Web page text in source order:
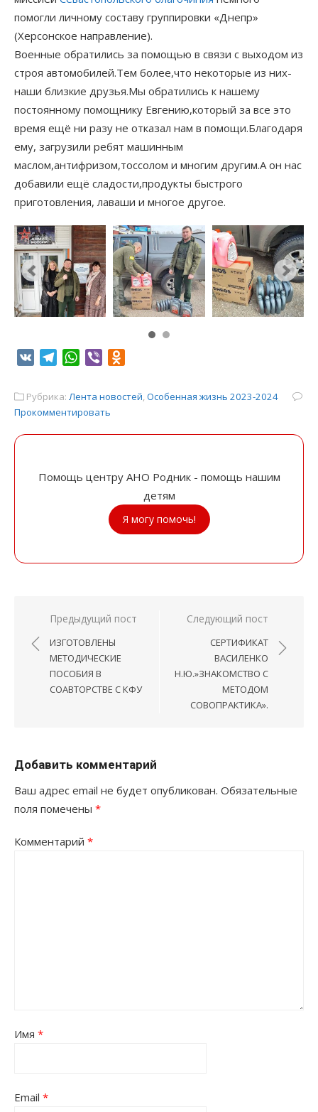
помогли личному составу группировки «Днепр»
(Херсонское направление).
Военные обратились за помощью в связи с выходом из
строя автомобилей.Тем более,что некоторые из них-
наши близкие друзья.Мы обратились к нашему
постоянному помощнику Евгению,который за все это
время ещё ни разу не отказал нам в помощи.Благодаря
ему, загрузили ребят машинным
маслом,антифризом,тоссолом и многим другим.А он нас
добавили ещё сладости,продукты быстрого
приготовления, лаваши и многое другое.
VK TelegramWhatsApp
Viber
Рубрика: Лента новостей,Особенная жизнь 2023-2024
Прокомментировать
Помощь центру АНО Родник - помощь нашим
детям
Я могу помочь!
Навигация
по
записям
Предыдущий пост
ИЗГОТОВЛЕНЫ
МЕТОДИЧЕСКИЕ
ПОСОБИЯ В
СОАВТОРСТВЕ С КФУ
Следующий пост
СЕРТИФИКАТ
ВАСИЛЕНКО
Н.Ю.»ЗНАКОМСТВО С
МЕТОДОМ
СОВОПРАКТИКА».
Добавить комментарий
Ваш адрес email не будет опубликован. Обязательные
поля помечены *
Комментарий *
Имя *
Email *